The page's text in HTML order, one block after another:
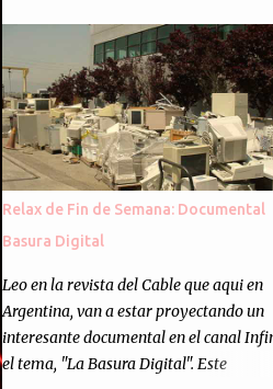
Cincuenta ocasiones para ponernos en
contacto con ustedes y contarles las
de tecnología más importantes, desde
nuestra propia óptica: un punto de vista
independiente e informal.Para
nos ocurrió que estemos todos juntos; y
cuando digo "todos" me refiero a toda
semanario como panelista, y a ustedes.
eso se nos ocurrió la idea de emitir video
vivo. La tarea no fué facil, hubo que
coordinar horarios, preparar el estudio,
configurar muchos programejos y hacer
Relax de Fin de Semana: Documental
Basura Digital
Leo en la revista del Cable que aqui en
Argentina, van a estar proyectando un
interesante documental en el canal
el tema, "La Basura Digital". Este